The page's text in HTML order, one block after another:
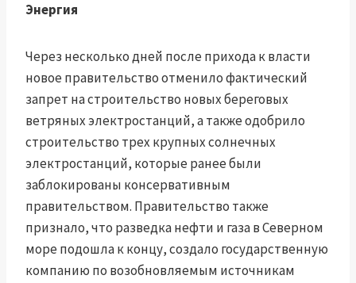
Энергия
Через несколько дней после прихода к власти
новое правительство отменило фактический
запрет на строительство новых береговых
ветряных электростанций, а также одобрило
строительство трех крупных солнечных
электростанций, которые ранее были
заблокированы консервативным
правительством. Правительство также
признало, что разведка нефти и газа в Северном
море подошла к концу, создало государственную
компанию по возобновляемым источникам